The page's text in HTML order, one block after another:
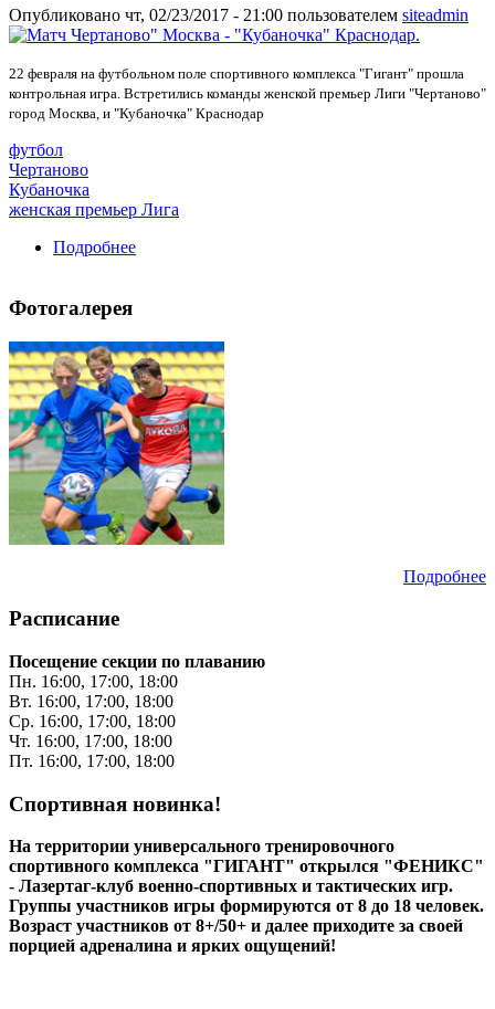
Опубликовано чт, 02/23/2017 - 21:00 пользователем siteadmin
22 февраля на футбольном поле спортивного комплекса "Гигант" прошла
контрольная игра. Встретились команды женской премьер Лиги "Чертаново"
город Москва, и "Кубаночка" Краснодар
футбол
Чертаново
Кубаночка
женская премьер Лига
Подробнее
Фотогалерея
Подробнее
Расписание
Посещение секции по плаванию
Пн. 16:00, 17:00, 18:00
Вт. 16:00, 17:00, 18:00
Ср. 16:00, 17:00, 18:00
Чт. 16:00, 17:00, 18:00
Пт. 16:00, 17:00, 18:00
Спортивная новинка!
На территории универсального тренировочного
спортивного комплекса "ГИГАНТ" открылся "ФЕНИКС"
- Лазертаг-клуб военно-спортивных и тактических игр.
Группы участников игры формируются от 8 до 18 человек.
Возраст участников от 8+/50+ и далее приходите за своей
порцией адреналина и ярких ощущений!